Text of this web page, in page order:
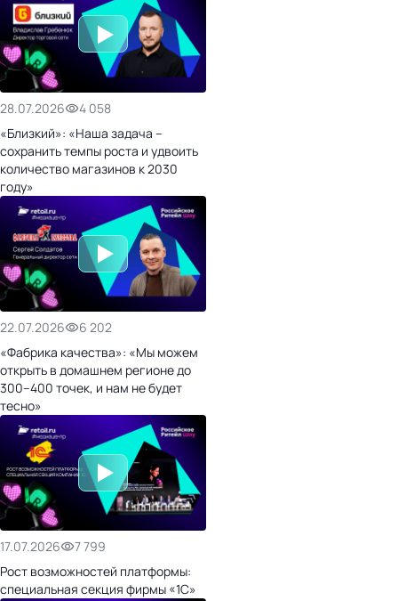
28.07.2026
4 058
«Близкий»: «Наша задача –
сохранить темпы роста и удвоить
количество магазинов к 2030
году»
22.07.2026
6 202
«Фабрика качества»: «Мы можем
открыть в домашнем регионе до
300–400 точек, и нам не будет
тесно»
17.07.2026
7 799
Рост возможностей платформы:
специальная секция фирмы «1С»